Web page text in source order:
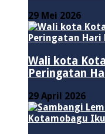
29 Mei 2026
Wali kota
Peringatan
29 April 2026